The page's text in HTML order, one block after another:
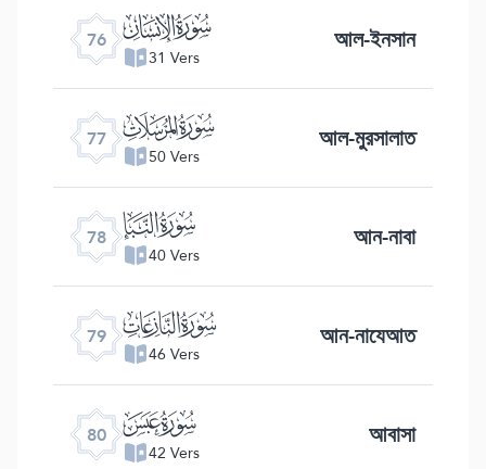
76 ﯹ
31 Vers আল-ইনসান
77 ﯺ
50 Vers আল-মুরসালাত
78 ﯻ
40 Vers আন-নাবা
79 ﯼ
46 Vers আন-নাযেআত
80 ﯽ
42 Vers আবাসা